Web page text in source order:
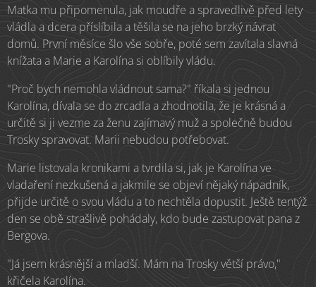
Matka mu připomenula, jak moudře a spravedlivě před lety
vládla a dcera příslíbila a těšila se na jeho brzký návrat
domů. První měsíce šlo vše sobře, poté sem zavítala slavná
knížata a Marie a Karolína si oblíbily vládu.
"Proč bych nemohla vládnout sama?" říkala si jednou
Karolína, dívala se do zrcadla a zhodnotila, že je krásná a
určitě si ji vezme za ženu zajímavý muž a společně budou
Trosky spravovat. Marii nebudou potřebovat.
Marie listovala kronikami a tvrdila si, jak je Karolína ve
vladaření nezkušená a jakmile se objeví nějaký nápadník,
přijde určitě o svou vládu a to nechtěla dopustit. Ještě tentýž
den se obě strašlivě pohádaly, kdo bude zastupovat pana z
Bergova.
"Já jsem krásnější a mladší. Mám na Trosky větší právo,"
křičela Karolína.